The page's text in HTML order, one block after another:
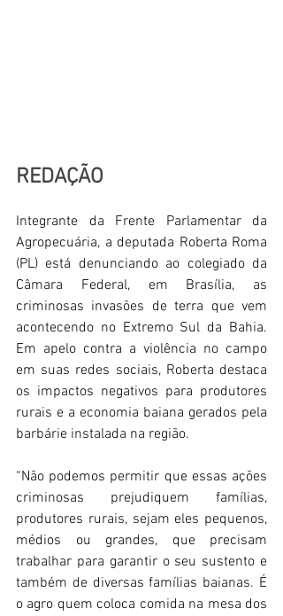
REDAÇÃO
Integrante da Frente Parlamentar da
Agropecuária, a deputada Roberta Roma
(PL) está denunciando ao colegiado da
Câmara Federal, em Brasília, as
criminosas invasões de terra que vem
acontecendo no Extremo Sul da Bahia.
Em apelo contra a violência no campo
em suas redes sociais, Roberta destaca
os impactos negativos para produtores
rurais e a economia baiana gerados pela
barbárie instalada na região.
“Não podemos permitir que essas ações
criminosas prejudiquem famílias,
produtores rurais, sejam eles pequenos,
médios ou grandes, que precisam
trabalhar para garantir o seu sustento e
também de diversas famílias baianas. É
o agro quem coloca comida na mesa dos